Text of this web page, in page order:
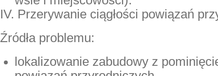
IV. Przerywanie ciągłości powiązań
Źródła problemu:
lokalizowanie zabudowy z